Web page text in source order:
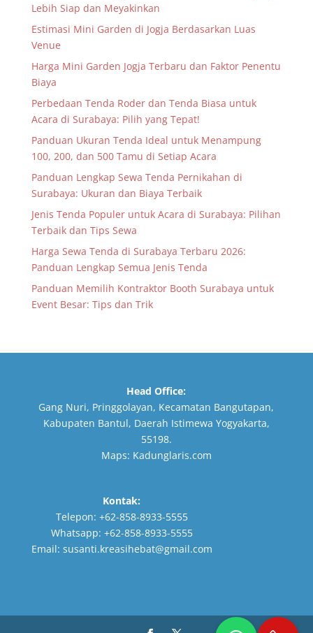
Lebih Siap dan Meyakinkan
Estimasi Mini Garden di Jogja Berdasarkan Luas
Venue
Harga Mini Garden Jogja Terbaru dan Faktor Penentu
Biaya
Perbedaan Tenda Roder dan Tenda Biasa untuk
Acara di Surabaya: Pilih yang Tepat!
Panduan Ukuran Tenda Ideal untuk Menampung
100, 200, dan 500 Tamu di Setiap Acara
Panduan Lengkap Sewa Tenda Pernikahan di
Surabaya: Ukuran dan Biaya Terbaik
Jenis Tenda Populer untuk Acara di Surabaya: Pilihan
Terbaik dan Tips Sewa
Harga Sewa Tenda di Surabaya Terbaru 2026:
Panduan Lengkap Semua Jenis Tenda
Panduan Memilih Kontraktor Booth Surabaya untuk
Event Besar: Tips dan Trik
Head Office:
Gang Nuri, Pringgolayan, Kecamatan Bangutapan,
Kabupaten Bantul, Daerah Istimewa Yogyakarta,
55198.
Maps: Kadunglaris.com
Kontak:
Telepon: +62-858-8933-5555
Whatsapp: +62-858-8933-5555
Email: susanti.kreasihebat@gmail.com